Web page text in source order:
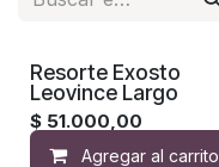
Resorte Exosto
Leovince Largo
$ 51.000,00
Agregar al carrito